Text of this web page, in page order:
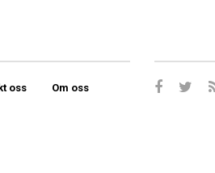
oss Om oss